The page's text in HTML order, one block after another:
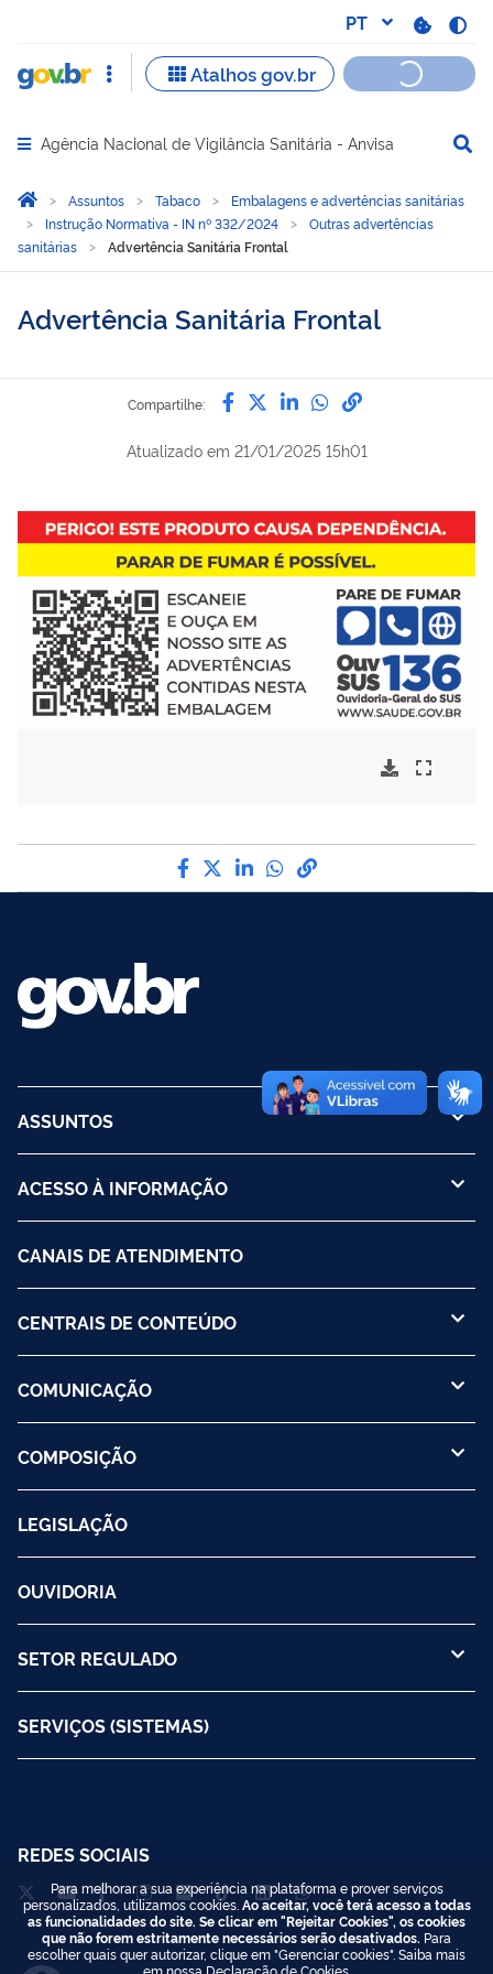
Abrir menu principal de navegação
Agência Nacional de Vigilância Sanitária - Anvisa
Você está aqui:
Página Inicial
Assuntos Tabaco
Embalagens e advertências sanitárias
Instrução Normativa - IN nº 332/2024
Outras advertências
sanitárias
Advertência Sanitária Frontal
Advertência Sanitária Frontal
Compartilhe: Compartilhe por Facebook
Compartilhe por Twitter
Compartilhe por
Compartilhe
link para
Atualizado em 21/01/2025 15h01
Compartilhe por Facebook
Compartilhe por Twitter
Compartilhe por
Compartilhe por
link para Copiar
ASSUNTOS
ACESSO À INFORMAÇÃO
CANAIS DE ATENDIMENTO
CENTRAIS DE CONTEÚDO
COMUNICAÇÃO
COMPOSIÇÃO
LEGISLAÇÃO
OUVIDORIA
SETOR REGULADO
SERVIÇOS (SISTEMAS)
REDES SOCIAIS
Para melhorar a sua experiência na plataforma e prover serviços
personalizados, utilizamos cookies. Ao aceitar, você terá acesso a todas
as funcionalidades do site. Se clicar em "Rejeitar Cookies", os cookies
que não forem estritamente necessários serão desativados. Para
escolher quais quer autorizar, clique em "Gerenciar cookies". Saiba mais
em nossa Declaração de Cookies.